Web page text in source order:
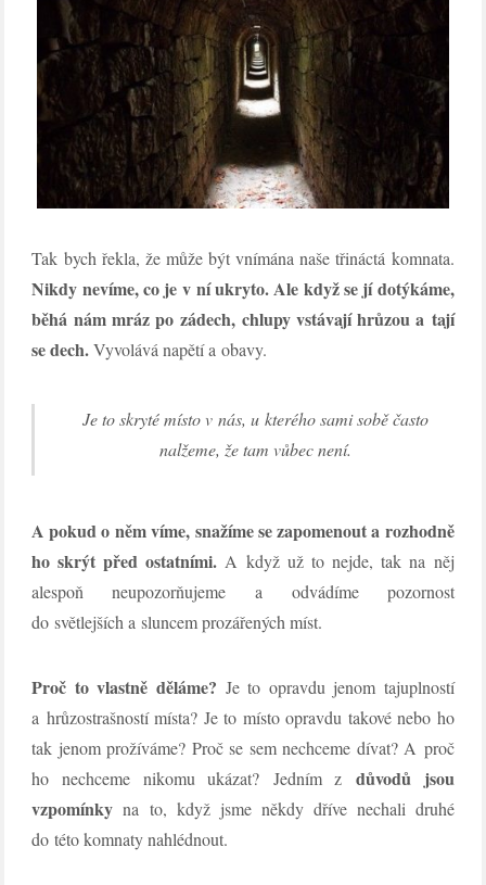
Tak bych řekla, že může být vnímána naše třináctá komnata.
Nikdy nevíme, co je v ní ukryto. Ale když se jí dotýkáme,
běhá nám mráz po zádech, chlupy vstávají hrůzou a tají
se dech.Vyvolává napětí a obavy.
Je to skryté místo v nás, u kterého sami sobě často
nalžeme, že tam vůbec není.
A pokud o něm víme, snažíme se zapomenout a rozhodně
ho skrýt před ostatními. A když už to nejde, tak na něj
alespoň neupozorňujeme a odvádíme pozornost
do světlejších a sluncem prozářených míst.
Proč to vlastně děláme? Je to opravdu jenom tajuplností
a hrůzostrašností místa? Je to místo opravdu takové nebo ho
tak jenom prožíváme? Proč se sem nechceme dívat? A proč
ho nechceme nikomu ukázat? Jedním z důvodů jsou
vzpomínky na to, když jsme někdy dříve nechali druhé
do této komnaty nahlédnout.